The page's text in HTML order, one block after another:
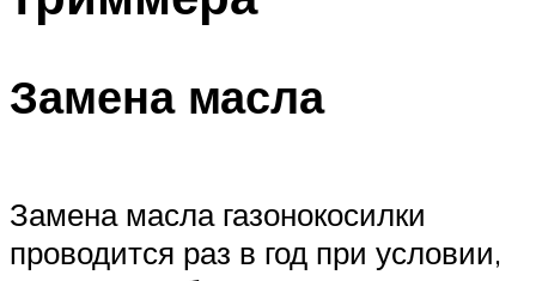
Замена масла
Замена масла газонокосилки
проводится раз в год при условии,